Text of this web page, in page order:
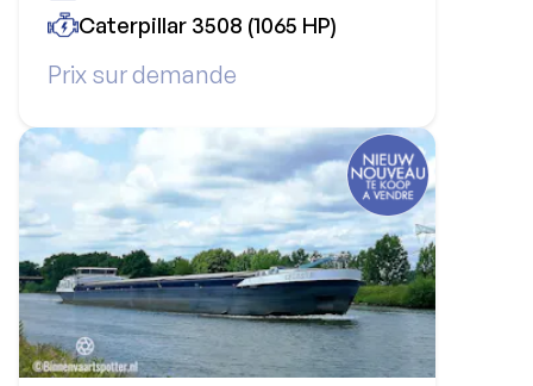
Prix sur demande
Caterpillar 3508 (1065 HP)